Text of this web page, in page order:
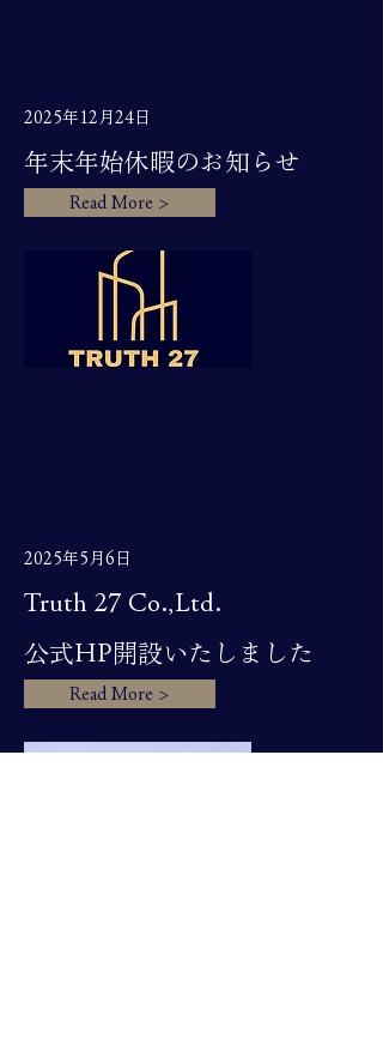
2025年12月24日
年末年始休暇のお知らせ
Read More >
2025年5月6日
Truth 27 Co.,Ltd.
公式HP開設いたしました
Read More >